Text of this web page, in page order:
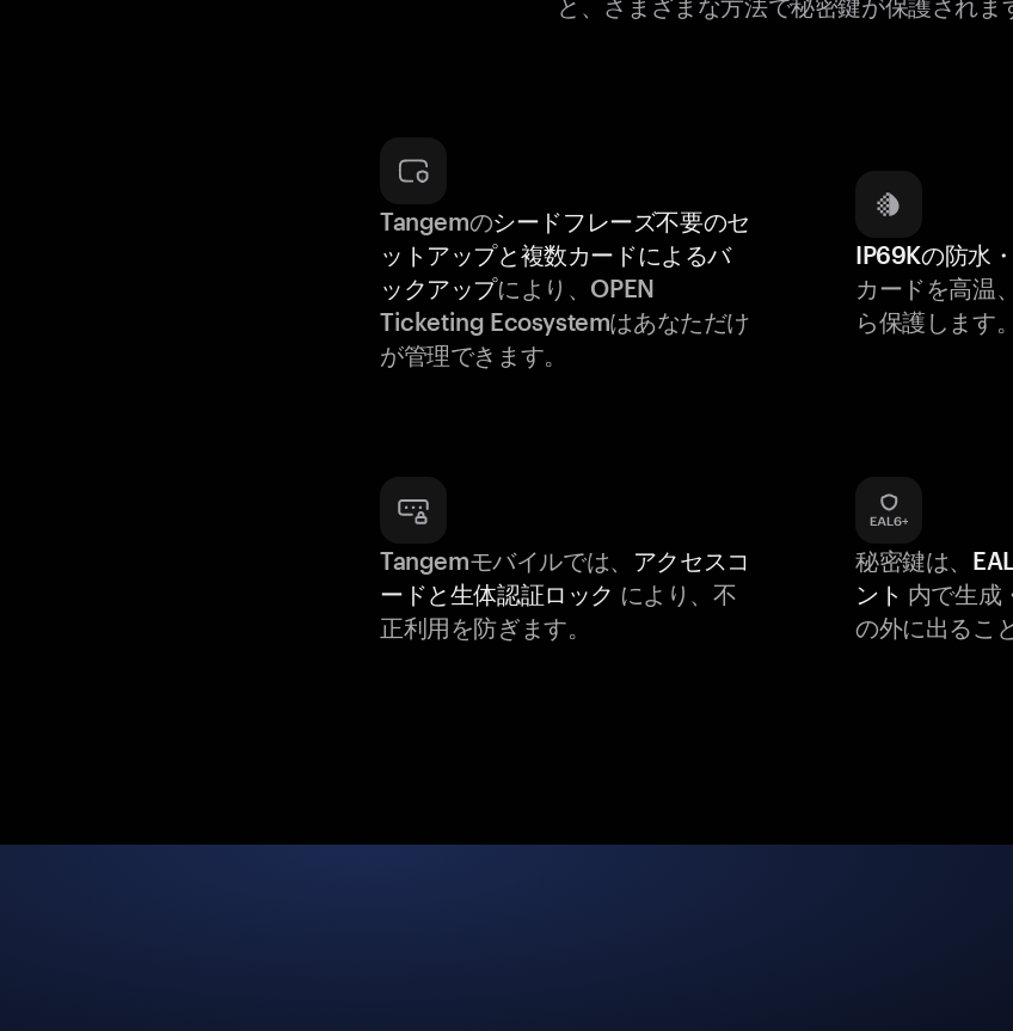
と、さまざまな方法で秘密鍵が保護されま
Tangemのシードフレーズ不要のセ
ットアップと複数カードによるバ
ックアップにより、OPEN
Ticketing Ecosystemはあなただけ
が管理できます。
IP69Kの防水
カードを高温
ら保護します。
Tangemモバイルでは、 アクセスコ
ードと生体認証ロック により、不
正利用を防ぎます。
秘密鍵は、
ント 内で生成
の外に出るこ